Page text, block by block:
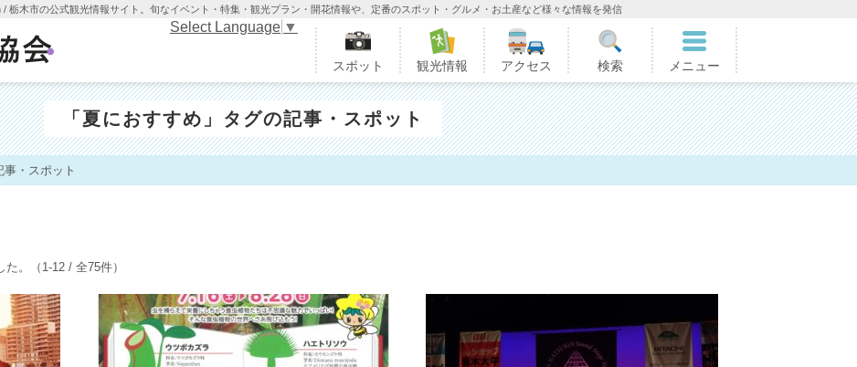
/ 栃木市の公式観光情報サイト。旬なイベント・特集・観光プラン・開花情報や、定番のスポット・グルメ・お土産など様々な情報を発信
栃木市観光協会
スポット 観光情報 アクセス 検索 メニュー
Select Language ▼
「夏におすすめ」タグの記事・スポット
事・スポット
。 （1-12 / 全75件）